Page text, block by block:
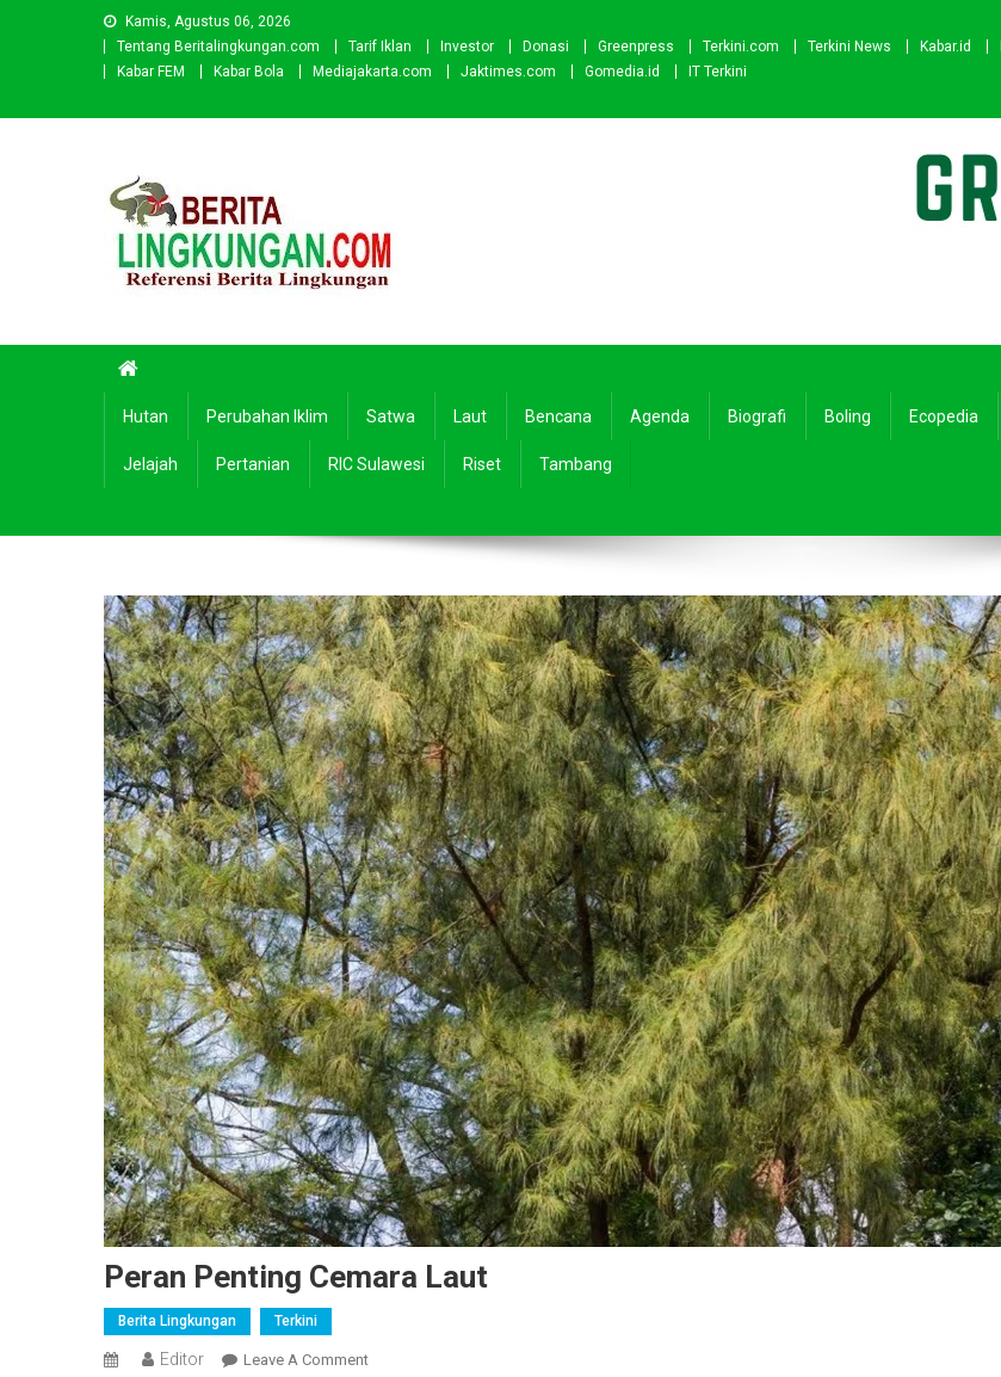
Kamis, Agustus 06, 2026
Tentang Beritalingkungan.com
Tarif Iklan Investor Donasi Greenpress Terkini.com Terkini News Kabar.id
Kabar FEM
Kabar Bola Mediajakarta.com Jaktimes.com Gomedia.id IT Terkini
Hutan Perubahan Iklim Satwa Laut Bencana Agenda Biografi Boling Ecopedia
Jelajah Pertanian RIC Sulawesi Riset Tambang
Peran Penting Cemara Laut
Berita Lingkungan Terkini
Editor Leave A CommentOn